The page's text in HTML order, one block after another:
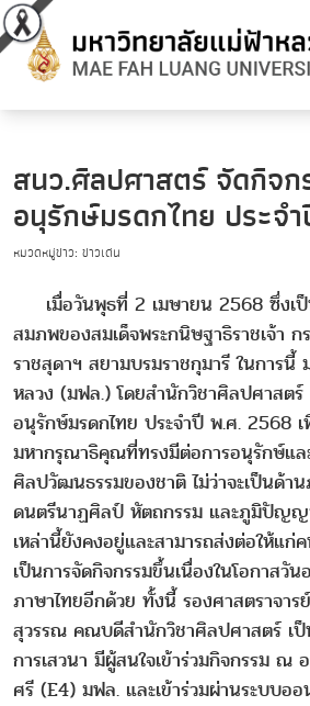
สนว.ศิลปศาสตร์ จัดกิจก
อนุรักษ์มรดกไทย ประจํ
หมวดหมู่ข่าว: ข่าวเด่น
เมื่อวันพุธที่ 2 เมษายน 2568 ซึ่งเป็
สมภพของสมเด็จพระกนิษฐาธิราชเจ้า ก
ราชสุดาฯ สยามบรมราชกุมารี ในการนี้
หลวง (มฟล.) โดยสำนักวิชาศิลปศาสตร์
อนุรักษ์มรดกไทย ประจําปี พ.ศ. 2568
มหากรุณาธิคุณที่ทรงมีต่อการอนุรักษ์แล
ศิลปวัฒนธรรมของชาติ ไม่ว่าจะเป็นด้า
ดนตรีนาฏศิลป์ หัตถกรรม และภูมิปัญญ
เหล่านี้ยังคงอยู่และสามารถส่งต่อให้แก่
เป็นการจัดกิจกรรมขึ้นเนื่องในโอกาสวั
ภาษาไทยอีกด้วย ทั้งนี้ รองศาสตราจาร
สุวรรณ คณบดีสำนักวิชาศิลปศาสตร์ เป็
การเสวนา มีผู้สนใจเข้าร่วมกิจกรรม ณ
ศรี (E4) มฟล. และเข้าร่วมผ่านระบบออ